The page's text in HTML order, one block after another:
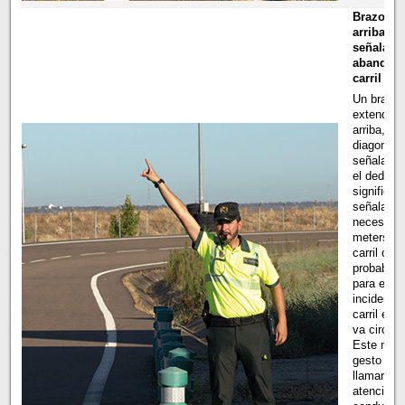
Brazo
arriba
carril
Un brazo
arriba, en
diagonal,
el dedo
significa
señala la
meterse
carril
para
incidente
carril en
va
Este
gesto
llamar la
atención